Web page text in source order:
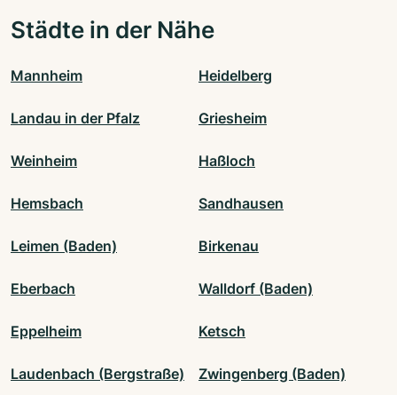
Städte in der Nähe
Mannheim Heidelberg
Landau in der Pfalz Griesheim
Weinheim Haßloch
Hemsbach Sandhausen
Leimen (Baden) Birkenau
Eberbach Walldorf (Baden)
Eppelheim Ketsch
Laudenbach (Bergstraße) Zwingenberg (Baden)